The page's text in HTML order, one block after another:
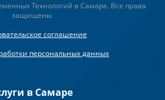
Технологий в Самаре. Все права
защищены
соглашение
персональных данных
в Самаре